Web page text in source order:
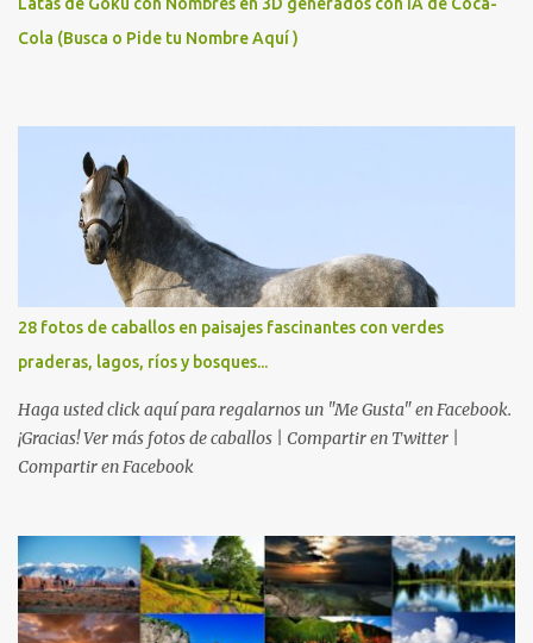
Cola (Busca o Pide tu Nombre Aquí )
28 fotos de caballos en paisajes fascinantes con verdes
praderas, lagos, ríos y bosques...
Haga usted click aquí para regalarnos un "Me Gusta" en Facebook.
¡Gracias! Ver más fotos de caballos | Compartir en Twitter |
Compartir en Facebook